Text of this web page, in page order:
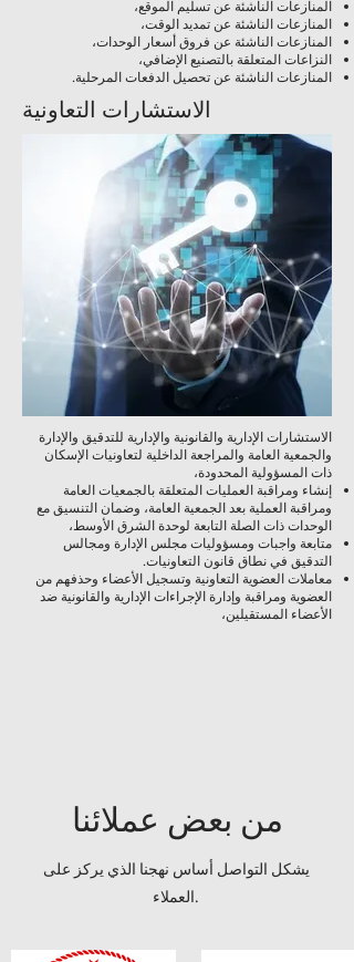
المنازعات الناشئة عن تسليم الموقع،
المنازعات الناشئة عن تمديد الوقت،
المنازعات الناشئة عن فروق أسعار الوحدات،
النزاعات المتعلقة بالتصنيع الإضافي،
المنازعات الناشئة عن تحصيل الدفعات المرحلية.
الاستشارات التعاونية
الاستشارات الإدارية والقانونية والإدارية للتدقيق والإدارة
والجمعية العامة والمراجعة الداخلية لتعاونيات الإسكان
ذات المسؤولية المحدودة،
إنشاء ومراقبة العمليات المتعلقة بالجمعيات العامة
ومراقبة العملية بعد الجمعية العامة، وضمان التنسيق مع
الوحدات ذات الصلة التابعة لوحدة الشرق الأوسط،
متابعة واجبات ومسؤوليات مجلس الإدارة ومجالس
التدقيق في نطاق قانون التعاونيات.
معاملات العضوية التعاونية وتسجيل الأعضاء وحذفهم من
العضوية ومراقبة وإدارة الإجراءات الإدارية والقانونية ضد
الأعضاء المستقيلين،
من بعض عملائنا
يشكل التواصل أساس نهجنا الذي يركز على
العملاء.